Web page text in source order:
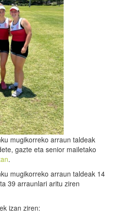
mugikorreko arraun taldeak
gazte eta senior mailetako
.
mugikorreko arraun taldeak 14
39 arraunlari aritu ziren
izan ziren: